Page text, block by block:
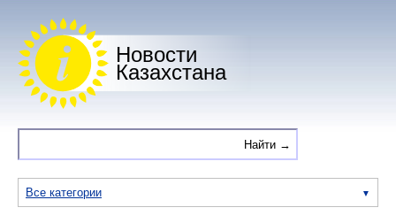
Новости
Казахстана
Все категории